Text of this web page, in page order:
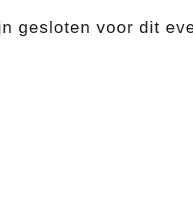
gesloten voor dit